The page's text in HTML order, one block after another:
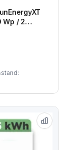
Wp / 2